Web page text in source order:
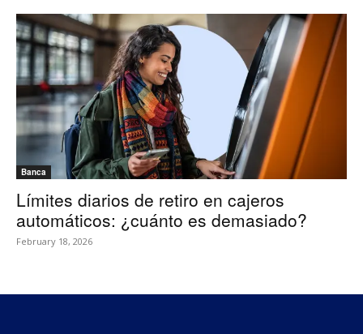
Banca
Límites diarios de retiro en cajeros
automáticos: ¿cuánto es demasiado?
February 18, 2026